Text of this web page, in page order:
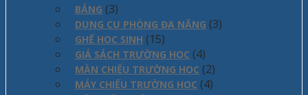
BẢNG (3)
DỤNG CỤ PHÒNG ĐA NĂNG (3)
GHẾ HỌC SINH (15)
GIÁ SÁCH TRƯỜNG HỌC (4)
MÀN CHIẾU TRƯỜNG HỌC (2)
MÁY CHIẾU TRƯỜNG HỌC (4)